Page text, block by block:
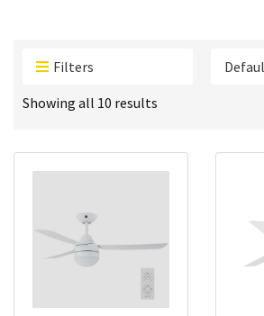
Filters
Showing all 10 results